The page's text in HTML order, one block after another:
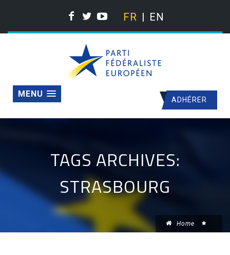
FR EN
ADHÉRER
MENU
TAGS ARCHIVES:
STRASBOURG
Home